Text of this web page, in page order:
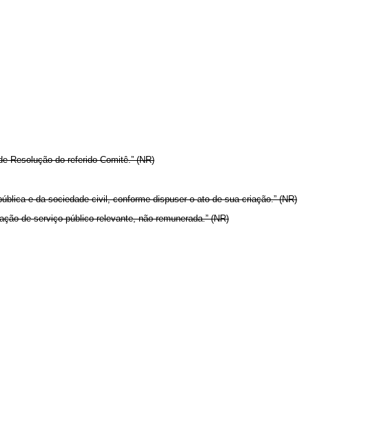
Resolução do referido Comitê.” (NR)
e da sociedade civil, conforme dispuser o ato de sua criação.” (NR)
de serviço público relevante, não remunerada.” (NR)